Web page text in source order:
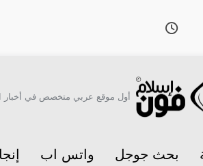
أول موقع عربي متخصص في أخبار
بحث جوجل واتس اب